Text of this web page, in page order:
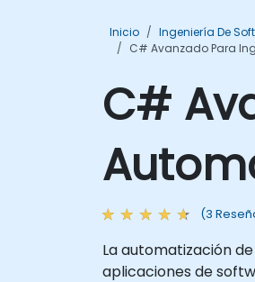
Inicio Ingeniería De
C# Avanzado Para
C#
(3
La automatización
aplicaciones de